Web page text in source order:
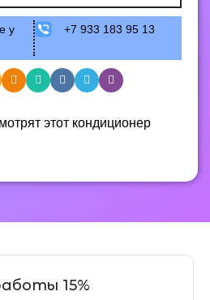
у
+7 933 183 95 13
этот кондиционер
15%